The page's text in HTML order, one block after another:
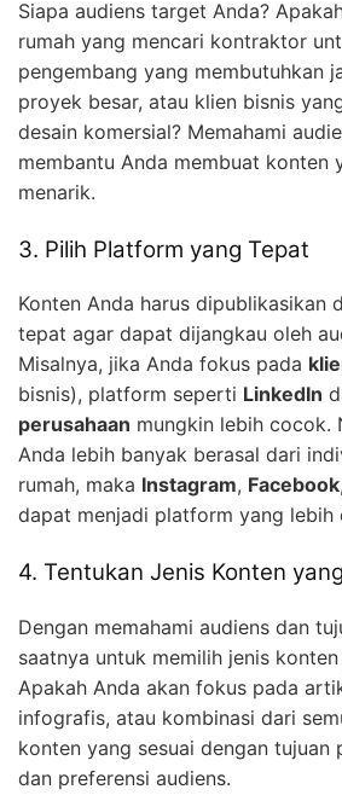
Siapa audiens target Anda?
rumah yang mencari kontraktor
pengembang yang membutuhkan
proyek besar, atau klien bisnis
desain komersial? Memahami
membantu Anda membuat konten
menarik.
3. Pilih Platform yang Tepat
Konten Anda harus dipublikasikan
tepat agar dapat dijangkau oleh
Misalnya, jika Anda fokus pada
bisnis), platform seperti LinkedIn
perusahaan mungkin lebih cocok.
Anda lebih banyak berasal dari
rumah, maka Instagram, Facebook
dapat menjadi platform yang lebih
4. Tentukan Jenis Konten
Dengan memahami audiens dan
saatnya untuk memilih jenis
Apakah Anda akan fokus pada
infografis, atau kombinasi dari
konten yang sesuai dengan tujuan
dan preferensi audiens.